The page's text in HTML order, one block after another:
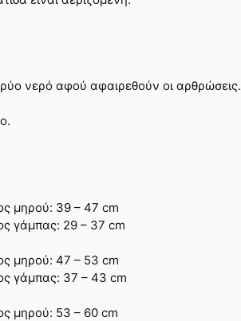
νερό αφού αφαιρεθούν οι αρθρώσεις.
μηρού: 39 – 47 cm
γάμπας: 29 – 37 cm
μηρού: 47 – 53 cm
γάμπας: 37 – 43 cm
μηρού: 53 – 60 cm